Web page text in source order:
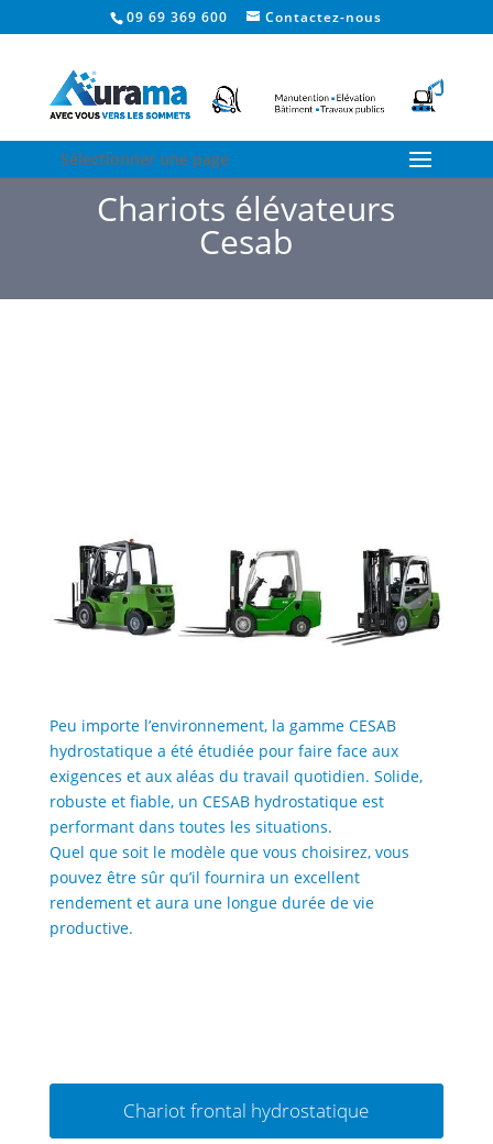
09 69 369 600 Contactez-nous
Sélectionner une page
Chariots élévateurs
Cesab
Peu importe l’environnement, la gamme CESAB
hydrostatique a été étudiée pour faire face aux
exigences et aux aléas du travail quotidien. Solide,
robuste et fiable, un CESAB hydrostatique est
performant dans toutes les situations.
Quel que soit le modèle que vous choisirez, vous
pouvez être sûr qu’il fournira un excellent
rendement et aura une longue durée de vie
productive.
Chariot frontal hydrostatique